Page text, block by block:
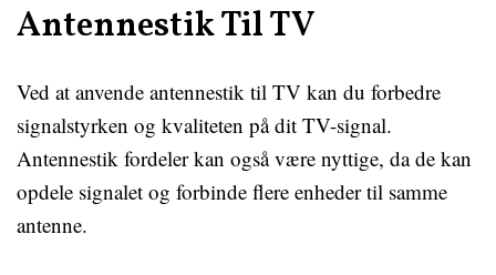
Antennestik Til TV
Ved at anvende antennestik til TV kan du forbedre
signalstyrken og kvaliteten på dit TV-signal.
Antennestik fordeler kan også være nyttige, da de kan
opdele signalet og forbinde flere enheder til samme
antenne.